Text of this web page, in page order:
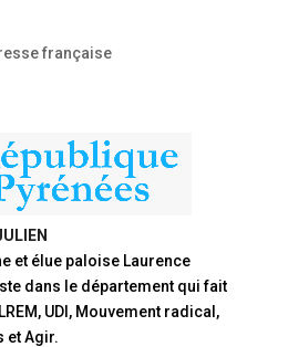
française
et élue paloise Laurence
dans le département qui fait
UDI, Mouvement radical,
et Agir.